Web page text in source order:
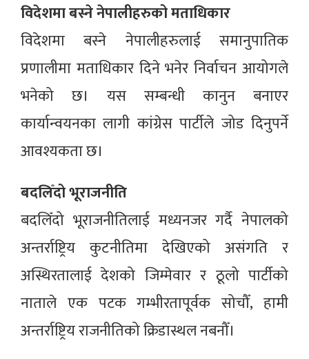
विदेशमा बस्ने नेपालीहरुको मताधिकार
विदेशमा बस्ने नेपालीहरुलाई समानुपातिक
प्रणालीमा मताधिकार दिने भनेर निर्वाचन आयोगले
भनेको छ। यस सम्बन्धी कानुन बनाएर
कार्यान्वयनका लागी कांग्रेस पार्टीले जोड दिनुपर्ने
आवश्यकता छ।
बदलिँदो भूराजनीति
बदलिँदो भूराजनीतिलाई मध्यनजर गर्दै नेपालको
अन्तर्राष्ट्रिय कुटनीतिमा देखिएको असंगति र
अस्थिरतालाई देशको जिम्मेवार र ठूलो पार्टीको
नाताले एक पटक गम्भीरतापूर्वक सोचौँ, हामी
अन्तर्राष्ट्रिय राजनीतिको क्रिडास्थल नबनौँ।